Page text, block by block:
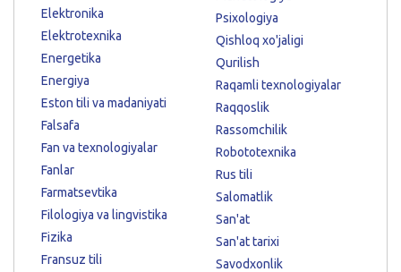
Elektronika
Elektrotexnika
Energetika
Energiya
Eston tili va madaniyati
Falsafa
Fan va texnologiyalar
Fanlar
Farmatsevtika
Filologiya va lingvistika
Fizika
Fransuz tili
Psixologiya
Qishloq xo'jaligi
Qurilish
Raqamli texnologiyalar
Raqqoslik
Rassomchilik
Robototexnika
Rus tili
Salomatlik
San'at
San'at tarixi
Savodxonlik